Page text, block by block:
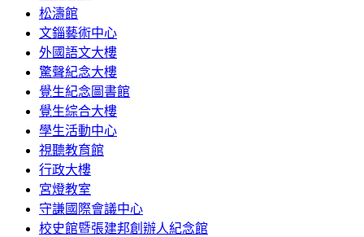
松濤館
文錙藝術中心
外國語文大樓
驚聲紀念大樓
覺生紀念圖書館
覺生綜合大樓
學生活動中心
視聽教育館
行政大樓
宮燈教室
守謙國際會議中心
校史館暨張建邦創辦人紀念館